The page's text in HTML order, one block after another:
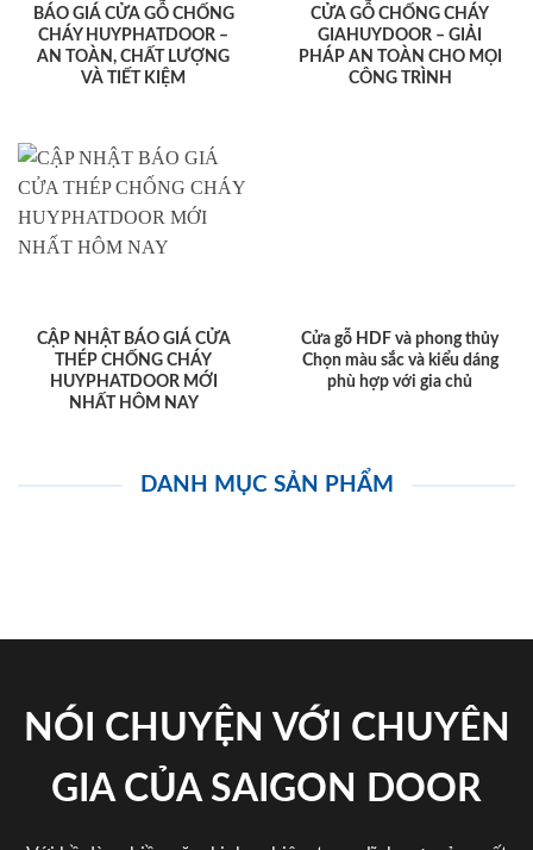
BÁO GIÁ CỬA GỖ CHỐNG
CHÁY HUYPHATDOOR –
AN TOÀN, CHẤT LƯỢNG
VÀ TIẾT KIỆM
CỬA GỖ CHỐNG CHÁY
GIAHUYDOOR – GIẢI
PHÁP AN TOÀN CHO MỌI
CÔNG TRÌNH
CẬP NHẬT BÁO GIÁ CỬA
THÉP CHỐNG CHÁY
HUYPHATDOOR MỚI
NHẤT HÔM NAY
Cửa gỗ HDF và phong thủy
Chọn màu sắc và kiểu dáng
phù hợp với gia chủ
DANH MỤC SẢN PHẨM
NÓI CHUYỆN VỚI CHUYÊN
GIA CỦA SAIGON DOOR